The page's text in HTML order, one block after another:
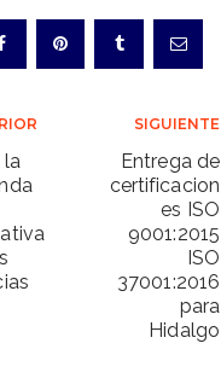
la
SIGUIENTE
Entrega de
certificacion
es ISO
9001:2015
ISO
37001:2016
para
Hidalgo